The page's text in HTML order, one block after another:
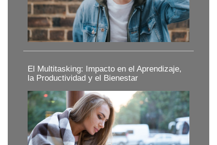
El Multitasking: Impacto en el Aprendizaje,
la Productividad y el Bienestar